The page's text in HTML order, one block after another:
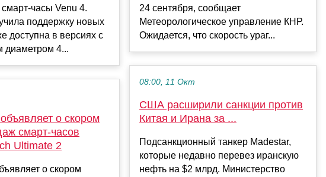
часы Venu 4.
поддержку новых
доступна в версиях с
диаметром 4...
о скором
смарт-часов
Ultimate 2
о скором
24 сентября, сообщает
Метеорологическое управление КНР.
Ожидается, что скорость ураг...
08:00, 11 Окт
США расширили санкции против
Китая и Ирана за ...
Подсанкционный танкер Madestar,
которые недавно перевез иранскую
нефть на $2 млрд. Министерство